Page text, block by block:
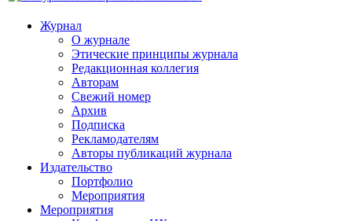
Журнал
О журнале
Этические принципы журнала
Редакционная коллегия
Авторам
Свежий номер
Архив
Подписка
Рекламодателям
Авторы публикаций журнала
Издательство
Портфолио
Мероприятия
Мероприятия